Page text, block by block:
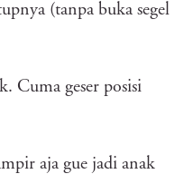
(tanpa buka segel
Cuma geser posisi
aja gue jadi anak